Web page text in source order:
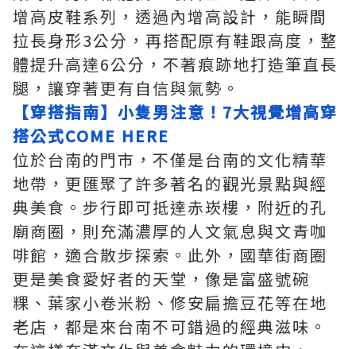
增高皮鞋系列，透過內增高設計，能瞬間
拉長身形3公分，再搭配原有鞋跟高度，整
體提升高達6公分，不著痕跡地打造筆直長
腿，讓穿著更有自信與氣勢。
【穿搭指南】小隻男注意！7大視覺增高穿
搭公式COME HERE
位於台南的門市，不僅是台南的文化精華
地帶，更匯聚了許多著名的觀光景點與經
典美食。步行即可抵達赤崁樓，附近的孔
廟商圈，則充滿濃厚的人文氣息與文青咖
啡館，適合散步探索。此外，國華街商圈
更是美食愛好者的天堂，像是富盛號碗
粿、葉家小卷米粉、修安扁擔豆花等在地
老店，都是來台南不可錯過的經典滋味。